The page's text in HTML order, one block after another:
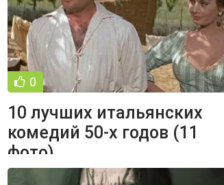
0
10 лучших итальянских
комедий 50-х годов (11
фото)